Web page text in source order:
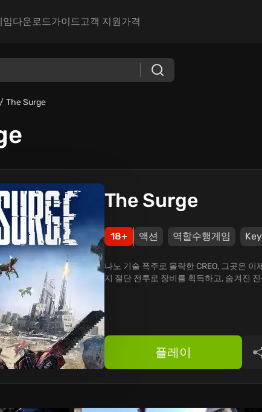
임다운로드가이드고객 지원가격
The Surge
The Surge
18+ 액션 역할수행게임
나노 기술 폭주로 몰락한 CREO, 그곳은
지 절단 전투로 장비를 획득하고, 숨겨진
플레이